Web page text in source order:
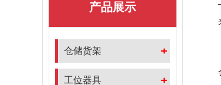
产品展示
仓储货架
工位器具